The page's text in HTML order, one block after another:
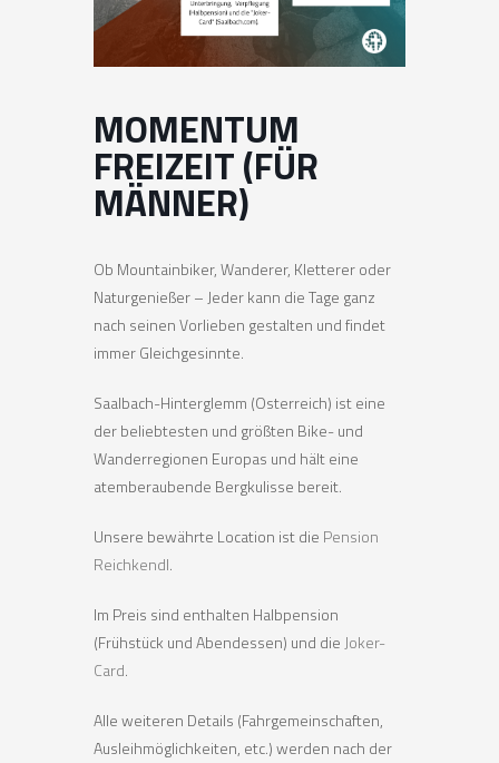
MOMENTUM
FREIZEIT (FÜR
MÄNNER)
Ob Mountainbiker, Wanderer, Kletterer oder
Naturgenießer – Jeder kann die Tage ganz
nach seinen Vorlieben gestalten und findet
immer Gleichgesinnte.
Saalbach-Hinterglemm (Osterreich) ist eine
der beliebtesten und größten Bike- und
Wanderregionen Europas und hält eine
atemberaubende Bergkulisse bereit.
Unsere bewährte Location ist die Pension
Reichkendl.
Im Preis sind enthalten Halbpension
(Frühstück und Abendessen) und dieJoker-
Card.
Alle weiteren Details (Fahrgemeinschaften,
Ausleihmöglichkeiten, etc.) werden nach der